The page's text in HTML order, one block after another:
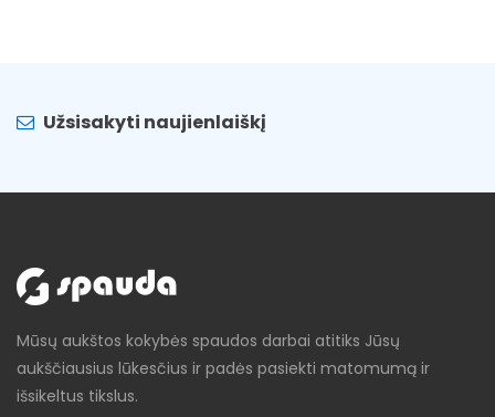
Užsisakyti naujienlaiškį
Mūsų aukštos kokybės spaudos darbai atitiks Jūsų
aukščiausius lūkesčius ir padės pasiekti matomumą ir
išsikeltus tikslus.